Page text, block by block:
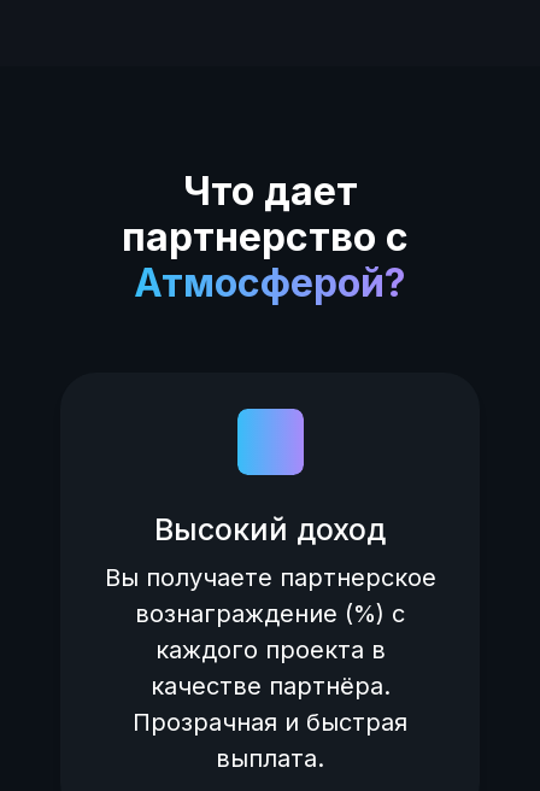
Что дает
партнерство с
Атмосферой?
Высокий доход
Вы получаете партнерское
вознаграждение (%) с
каждого проекта в
качестве партнёра.
Прозрачная и быстрая
выплата.